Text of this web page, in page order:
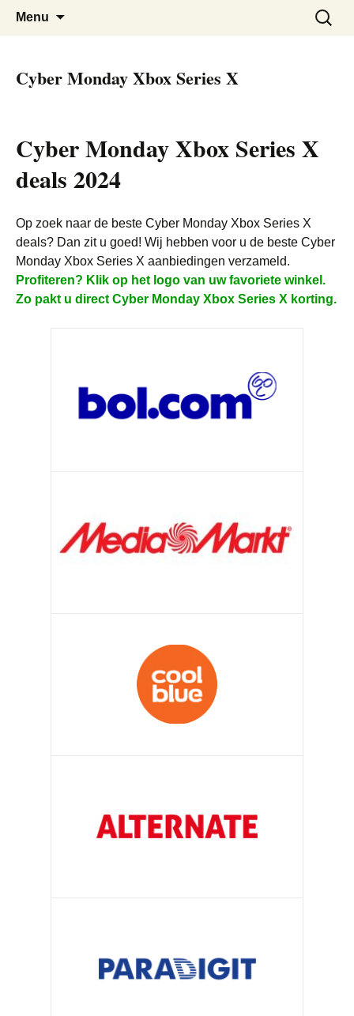
Cyber Monday Nederland
De beste Nederlandse Cyber Monday
Deals bij elkaar
Menu
Zoeken
naar:
Cyber Monday Xbox Series X
Cyber Monday Xbox Series X
deals 2024
Op zoek naar de beste Cyber Monday Xbox Series X
deals? Dan zit u goed! Wij hebben voor u de beste Cyber
Monday Xbox Series X aanbiedingen verzameld.
Profiteren? Klik op het logo van uw favoriete winkel.
Zo pakt u direct Cyber Monday Xbox Series X korting.